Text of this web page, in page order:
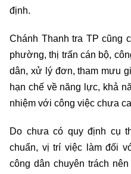
định.
Chánh Thanh tra TP cũng
phường, thị trấn cán bộ,
dân, xử lý đơn, tham mưu
hạn chế về năng lực, khả
nhiệm với công việc chưa
Do chưa có quy định cụ
chuẩn, vị trí việc làm đối
công dân chuyên trách